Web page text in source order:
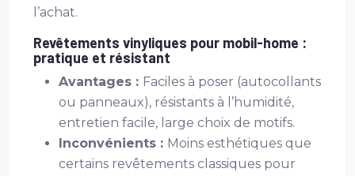
l’achat.
Revêtements vinyliques pour mobil-home :
pratique et résistant
Avantages : Faciles à poser (autocollants
ou panneaux), résistants à l’humidité,
entretien facile, large choix de motifs.
Inconvénients : Moins esthétiques que
certains revêtements classiques pour